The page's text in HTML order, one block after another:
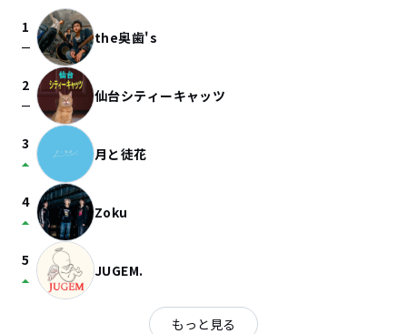
1
check_indeterminate_small the奥歯's
2
check_indeterminate_small 仙台シティーキャッツ
3
arrow_drop_up 月と徒花
4
arrow_drop_up Zoku
5
arrow_drop_up JUGEM.
もっと見る